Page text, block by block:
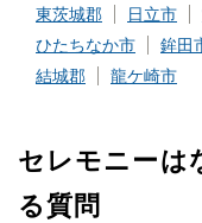
東茨城郡
日立市
ひたちなか市
鉾田
結城郡
龍ケ崎市
セレモニーは
る質問